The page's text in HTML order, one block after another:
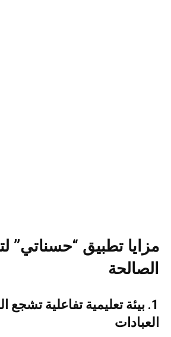
مزايا تطبيق “حسناتي”
الصالحة
1. بيئة تعليمية تفاعلية
العبادات